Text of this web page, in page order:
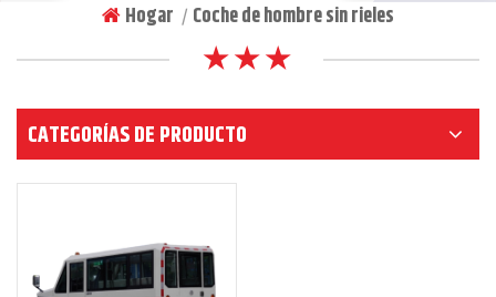
Hogar | Coche de hombre sin rieles
★ ★ ★
CATEGORÍAS DE PRODUCTO